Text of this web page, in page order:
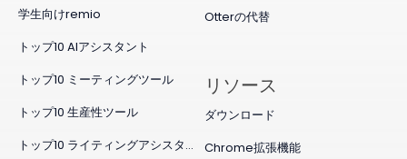
Otterの代替
学生向けremio
トップ10 AIアシスタント
トップ10 ミーティングツール
トップ10 生産性ツール
トップ10 ライティングアシスタント
リソース
ダウンロード
Chrome拡張機能